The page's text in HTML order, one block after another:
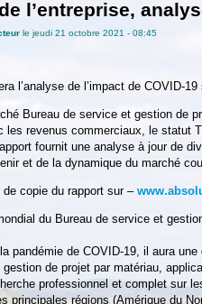
l’entreprise,
le jeudi 21 octobre 2021 - 08:45
l’analyse de l’impact de COVID-
Bureau de service et gestion de
les revenus commerciaux, le statut
fournit une analyse à jour de
et de la dynamique du marché
copie du rapport sur –
du Bureau de service et
pandémie de COVID-19, il aura
de projet par matériau,
professionnel et complet sur
principales régions (Amérique du